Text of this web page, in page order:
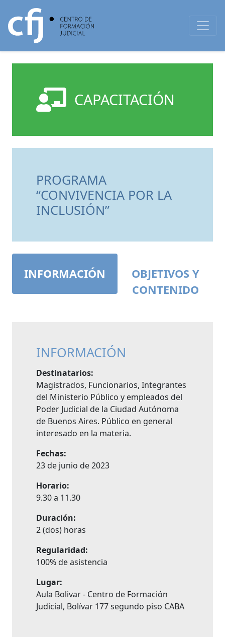
CAPACITACIÓN
PROGRAMA
“CONVIVENCIA POR LA
INCLUSIÓN”
INFORMACIÓN
OBJETIVOS Y
CONTENIDO
INFORMACIÓN
Destinatarios:
Magistrados, Funcionarios, Integrantes
del Ministerio Público y empleados del
Poder Judicial de la Ciudad Autónoma
de Buenos Aires. Público en general
interesado en la materia.
Fechas:
23 de junio de 2023
Horario:
9.30 a 11.30
Duración:
2 (dos) horas
Regularidad:
100% de asistencia
Lugar:
Aula Bolivar - Centro de Formación
Judicial, Bolívar 177 segundo piso CABA